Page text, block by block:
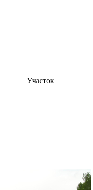
Участок